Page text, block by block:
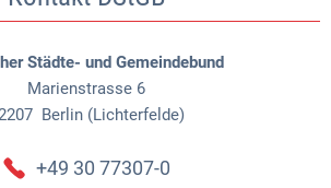
Städte- und Gemeindebund
Marienstrasse 6
Berlin (Lichterfelde)
+49 30 77307-0